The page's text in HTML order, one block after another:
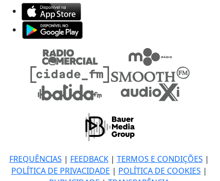
FREQUÊNCIAS | FEEDBACK| TERMOS E CONDIÇÕES |
POLÍTICA DE PRIVACIDADE | POLÍTICA DE COOKIES |